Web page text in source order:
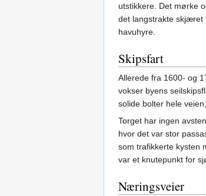
utstikkere. Det mørke
det langstrakte skjæret
havuhyre.
Skipsfart
Allerede fra 1600- og
vokser byens
solide bolter hele
Torget har ingen
hvor det var stor
som trafikkerte kysten
var et knutepunkt for
Næringsveier